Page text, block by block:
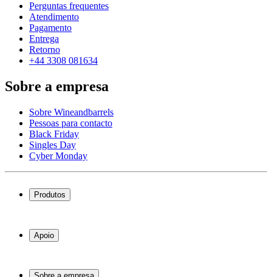
Perguntas frequentes
Atendimento
Pagamento
Entrega
Retorno
+44 3308 081634
Sobre a empresa
Sobre Wineandbarrels
Pessoas para contacto
Black Friday
Singles Day
Cyber Monday
Produtos
Garrafeiras
Móveis para vinho
Apoio
Atendimento